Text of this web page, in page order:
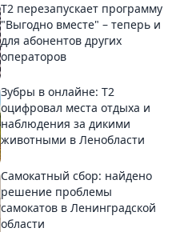
Т2 перезапускает программу
"Выгодно вместе" – теперь и
для абонентов других
операторов
Зубры в онлайне: Т2
оцифровал места отдыха и
наблюдения за дикими
животными в Ленобласти
Самокатный сбор: найдено
решение проблемы
самокатов в Ленинградской
области